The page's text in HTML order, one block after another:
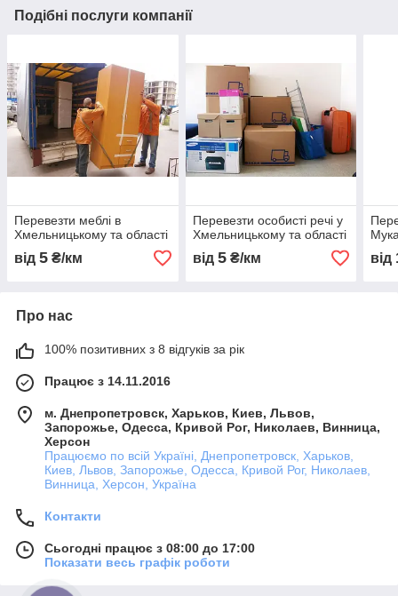
Подібні послуги компанії
Перевезти меблі в
Хмельницькому та області
від 5 ₴/км
Перевезти особисті речі у
Хмельницькому та області
від 5₴/км від
Про нас
100% позитивних з 8 відгуків за рік
Працює з 14.11.2016
м. Днепропетровск, Харьков, Киев, Львов,
Запорожье, Одесса, Кривой Рог, Николаев, Винница,
Херсон
Працюємо по всій Україні, Днепропетровск, Харьков,
Киев, Львов, Запорожье, Одесса, Кривой Рог, Николаев,
Винница, Херсон, Україна
Контакти
Сьогодні працює з 08:00 до 17:00
Показати весь графік роботи